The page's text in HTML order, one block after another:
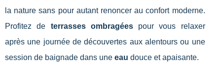
la nature sans pour autant renoncer au confort moderne.
Profitez de terrasses ombragéespour vous relaxer
après une journée de découvertes aux alentours ou une
session de baignade dans une eau douce et apaisante.